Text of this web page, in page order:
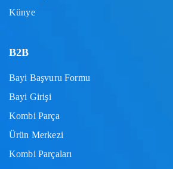
Künye
B2B
Bayi Başvuru Formu
Bayi Girişi
Kombi Parça
Ürün Merkezi
Kombi Parçaları